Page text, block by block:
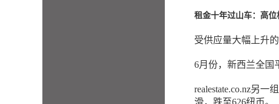
租金十年过山车：高
受供应量大幅上升
6月份，新西兰全国
realestate.co.nz另